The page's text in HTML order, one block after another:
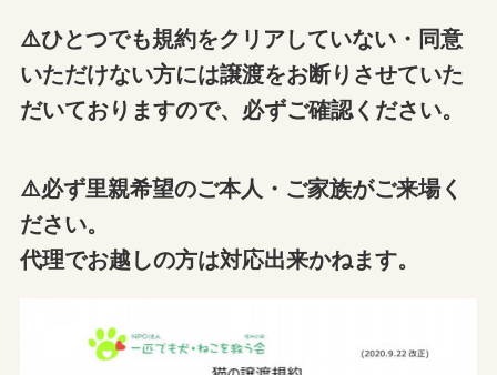
⚠️ひとつでも規約をクリアしていない・同意
いただけない方には譲渡をお断りさせていた
だいておりますので、必ずご確認ください。
⚠️必ず里親希望のご本人・ご家族がご来場く
ださい。
代理でお越しの方は対応出来かねます。